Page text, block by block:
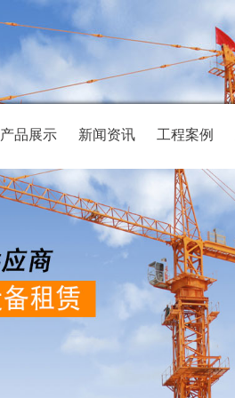
产品展示 新闻资讯 工程案例